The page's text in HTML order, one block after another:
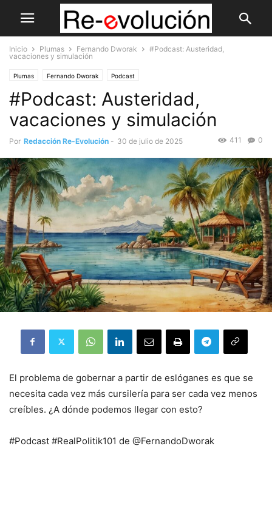
Inicio Plumas Fernando Dworak
#Podcast: Austeridad,
vacaciones y simulación
Plumas Fernando Dworak Podcast
#Podcast: Austeridad,
vacaciones y simulación
Por Redacción Re-Evolución - 30 de julio de 2025 0
411
El problema de gobernar a partir de eslóganes es que se
necesita cada vez más cursilería para ser cada vez menos
creíbles. ¿A dónde podemos llegar con esto?
#Podcast #RealPolitik101 de @FernandoDworak